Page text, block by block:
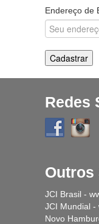
Endereço de
Redes
Outros
JCI Brasil -
JCI Mundial -
Novo